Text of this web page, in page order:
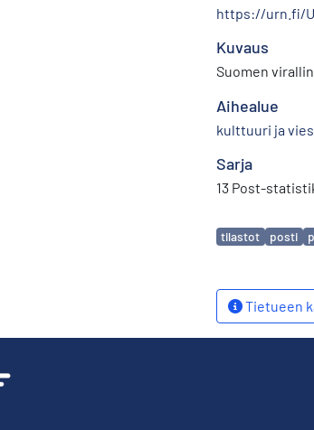
https://urn.fi/
Kuvaus
Suomen
Aihealue
kulttuuri ja
Sarja
13 Post-
Avainsanat
tilastot posti
Tietueen